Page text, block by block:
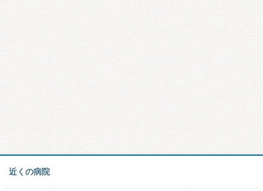
近くの病院